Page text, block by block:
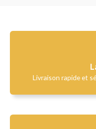
Livraison rapide et